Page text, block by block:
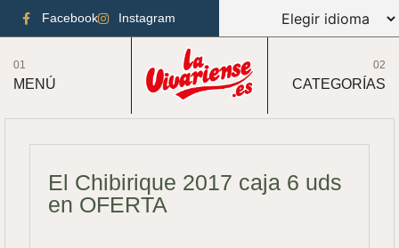
Facebook Instagram
01
MENÚ
02
CATEGORÍAS
El Chibirique 2017 caja 6 uds
en OFERTA